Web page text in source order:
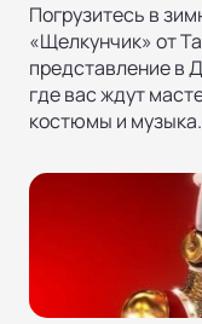
Погрузитесь в
«Щелкунчик» от
представление в
где вас ждут
костюмы и